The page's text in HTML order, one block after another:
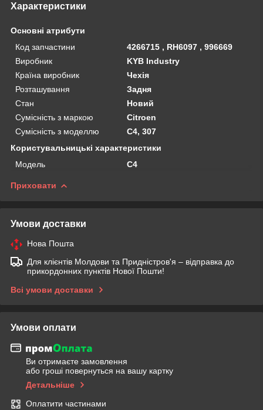
Характеристики
Основні атрибути
Код запчастини
4266715 , RH6097 , 996669
Виробник
KYB Industry
Країна виробник
Чехія
Розташування
Задня
Стан
Новий
Сумісність з маркою
Citroen
Сумісність з моделлю
C4, 307
Користувальницькі характеристики
Мoдель
C4
Приховати
Умови доставки
Нова Пошта
Для клієнтів Молдови та Придністров'я – відправка до
прикордонних пунктів Нової Пошти!
Всі умови доставки
Умови оплати
Ви отримаєте замовлення
або гроші повернуться на вашу картку
Детальніше
Оплатити частинами